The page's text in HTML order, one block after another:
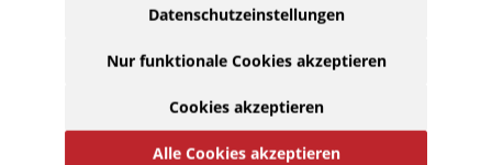
1988 1989
Datenschutzeinstellungen
Nur funktionale Cookies akzeptieren
Cookies akzeptieren
Alle Cookies akzeptieren